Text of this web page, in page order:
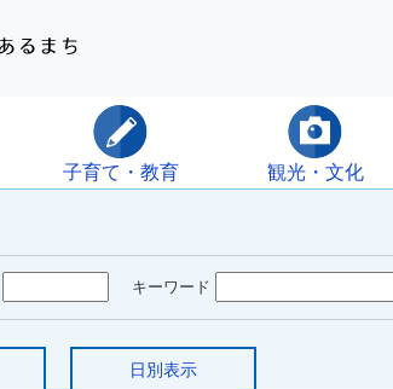
子育て・教育 観光・文化
キーワード
日別表示